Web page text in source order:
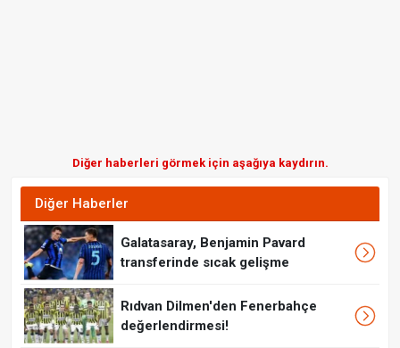
Diğer haberleri görmek için aşağıya kaydırın.
Diğer Haberler
Galatasaray, Benjamin Pavard
transferinde sıcak gelişme
Rıdvan Dilmen'den Fenerbahçe
değerlendirmesi!